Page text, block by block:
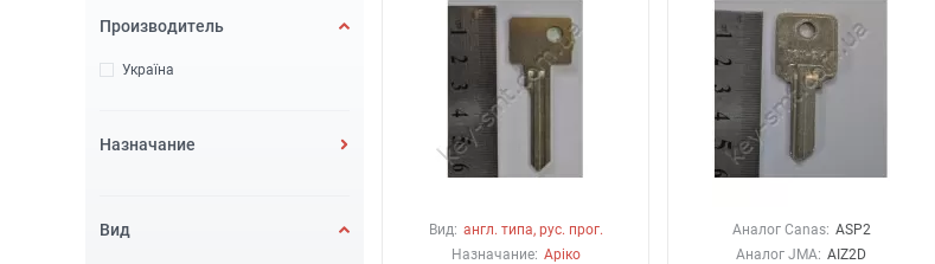
Производитель
Україна
Назначание
Вид Вид: англ. типа, рус. прог.
Назначание: Аріко
Аналог Canas: ASP2
Аналог JMA: AIZ2D